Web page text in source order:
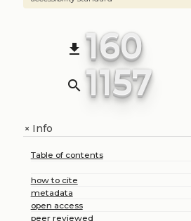
file_download 160
search 1157
+Info
Table of contents
how to cite
metadata
open access
peer reviewed